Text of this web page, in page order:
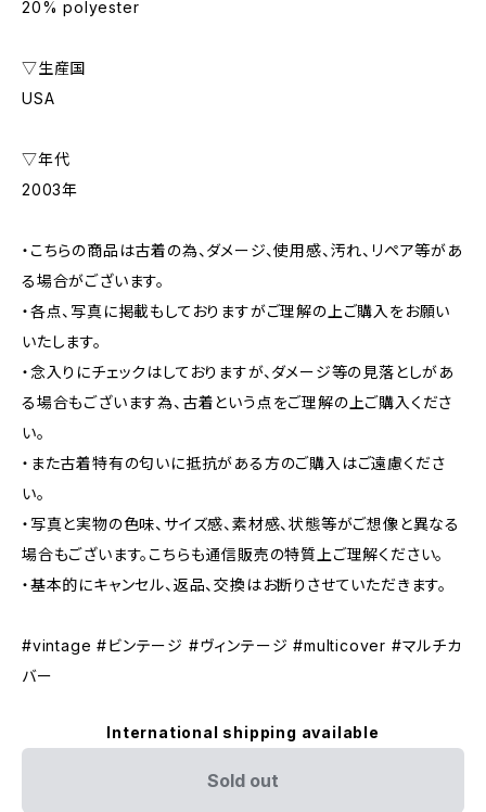
20% polyester
▽生産国
USA
▽年代
2003年
・こちらの商品は古着の為、ダメージ、使用感、汚れ、リペア等があ
る場合がございます。
・各点、写真に掲載もしておりますがご理解の上ご購入をお願い
いたします。
・念入りにチェックはしておりますが、ダメージ等の見落としがあ
る場合もございます為、古着という点をご理解の上ご購入くださ
い。
・また古着特有の匂いに抵抗がある方のご購入はご遠慮くださ
い。
・写真と実物の色味、サイズ感、素材感、状態等がご想像と異なる
場合もございます。こちらも通信販売の特質上ご理解ください。
・基本的にキャンセル、返品、交換はお断りさせていただきます。
#vintage #ビンテージ #ヴィンテージ #multicover #マルチカ
バー
International shipping available
Sold out